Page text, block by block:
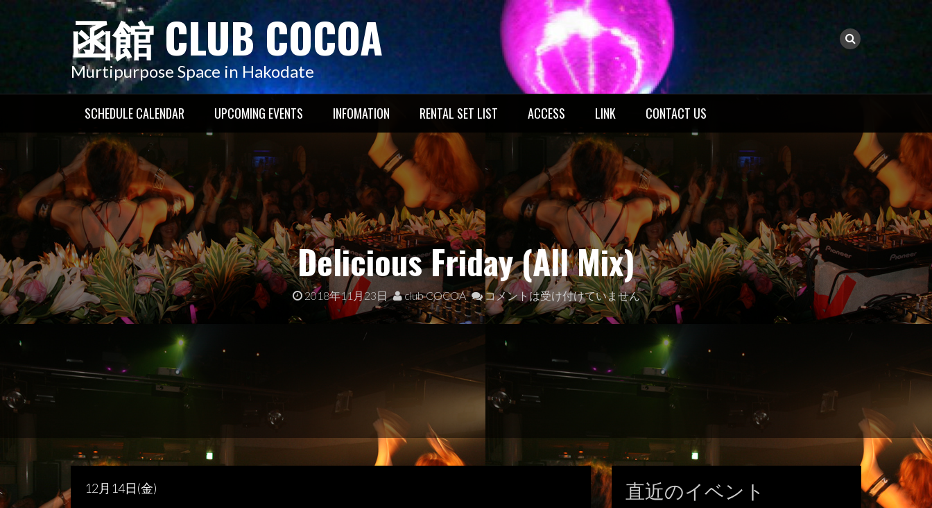
へ
プ
函館 CLUB COCOA
Murtipurpose Space in Hakodate
SCHEDULE CALENDAR UPCOMING EVENTS INFOMATION RENTAL SET LIST ACCESS LINK CONTACT US
Delicious Friday (All Mix)
2018年11月23日 club COCOA コメントは受け付けていません
12月14日(金) 直近のイベント